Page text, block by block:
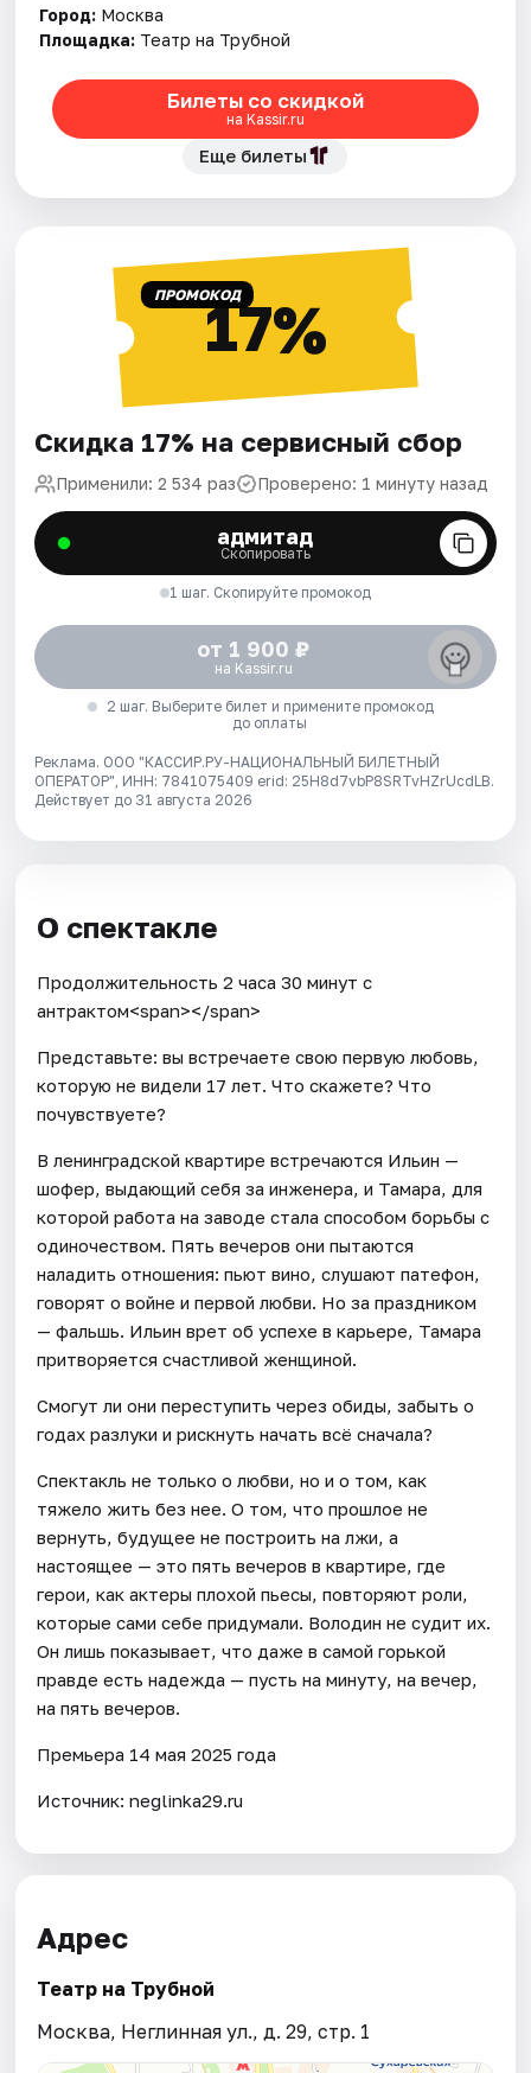
Город: Москва
Площадка: Театр на Трубной
Билеты со скидкой
на Kassir.ru
Еще билеты
ПРОМОКОД17%
Скидка 17% на сервисный сбор
Применили: 2 534 раз Проверено: 1 минуту назад
адмитад
Скопировать
1 шаг. Скопируйте промокод
от 1 900 ₽
на Kassir.ru
2 шаг. Выберите билет и примените промокод
до оплаты
Реклама. ООО "КАССИР.РУ-НАЦИОНАЛЬНЫЙ БИЛЕТНЫЙ
ОПЕРАТОР", ИНН: 7841075409 erid: 25H8d7vbP8SRTvHZrUcdLB.
Действует до 31 августа 2026
О спектакле
Продолжительность 2 часа 30 минут с
антрактом<span></span>
Представьте: вы встречаете свою первую любовь,
которую не видели 17 лет. Что скажете? Что
почувствуете?
В ленинградской квартире встречаются Ильин —
шофер, выдающий себя за инженера, и Тамара, для
которой работа на заводе стала способом борьбы с
одиночеством. Пять вечеров они пытаются
наладить отношения: пьют вино, слушают патефон,
говорят о войне и первой любви. Но за праздником
— фальшь. Ильин врет об успехе в карьере, Тамара
притворяется счастливой женщиной.
Смогут ли они переступить через обиды, забыть о
годах разлуки и рискнуть начать всё сначала?
Спектакль не только о любви, но и о том, как
тяжело жить без нее. О том, что прошлое не
вернуть, будущее не построить на лжи, а
настоящее — это пять вечеров в квартире, где
герои, как актеры плохой пьесы, повторяют роли,
которые сами себе придумали. Володин не судит их.
Он лишь показывает, что даже в самой горькой
правде есть надежда — пусть на минуту, на вечер,
на пять вечеров.
Премьера 14 мая 2025 года
Источник: neglinka29.ru
Адрес
Театр на Трубной
Москва, Неглинная ул., д. 29, стр. 1